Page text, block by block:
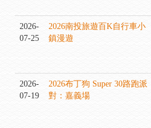
2026-
07-25
2026南投旅遊百K自行車小
鎮漫遊
2026-
07-19
2026布丁狗 Super 30路跑派
對：嘉義場